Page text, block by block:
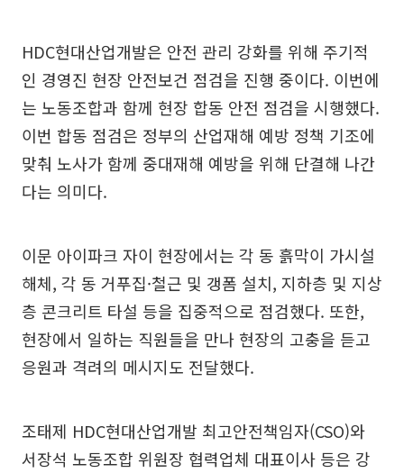
HDC현대산업개발은 안전 관리 강화를 위해 주기적
인 경영진 현장 안전보건 점검을 진행 중이다. 이번에
는 노동조합과 함께 현장 합동 안전 점검을 시행했다.
이번 합동 점검은 정부의 산업재해 예방 정책 기조에
맞춰 노사가 함께 중대재해 예방을 위해 단결해 나간
다는 의미다.
이문 아이파크 자이 현장에서는 각 동 흙막이 가시설
해체, 각 동 거푸집·철근 및 갱폼 설치, 지하층 및 지상
층 콘크리트 타설 등을 집중적으로 점검했다. 또한,
현장에서 일하는 직원들을 만나 현장의 고충을 듣고
응원과 격려의 메시지도 전달했다.
조태제 HDC현대산업개발 최고안전책임자(CSO)와
서장석 노동조합 위원장 협력업체 대표이사 등은 강